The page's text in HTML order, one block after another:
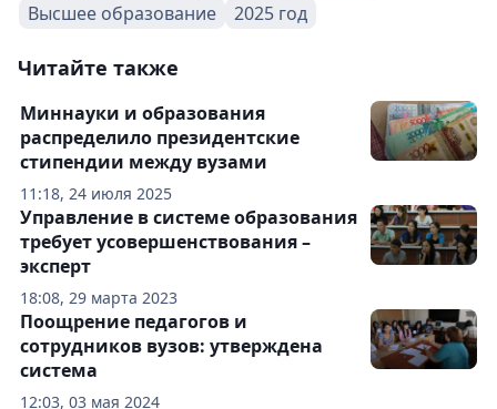
Высшее образование
2025 год
Читайте также
11:18, 24 июля 2025
Миннауки и образования
распределило президентские
стипендии между вузами
18:08, 29 марта 2023
Управление в системе образования
требует усовершенствования –
эксперт
12:03, 03 мая 2024
Поощрение педагогов и
сотрудников вузов: утверждена
система